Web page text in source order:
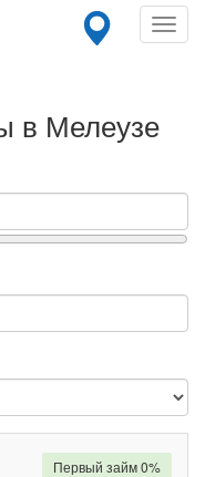
в Мелеузе
Первый займ 0%